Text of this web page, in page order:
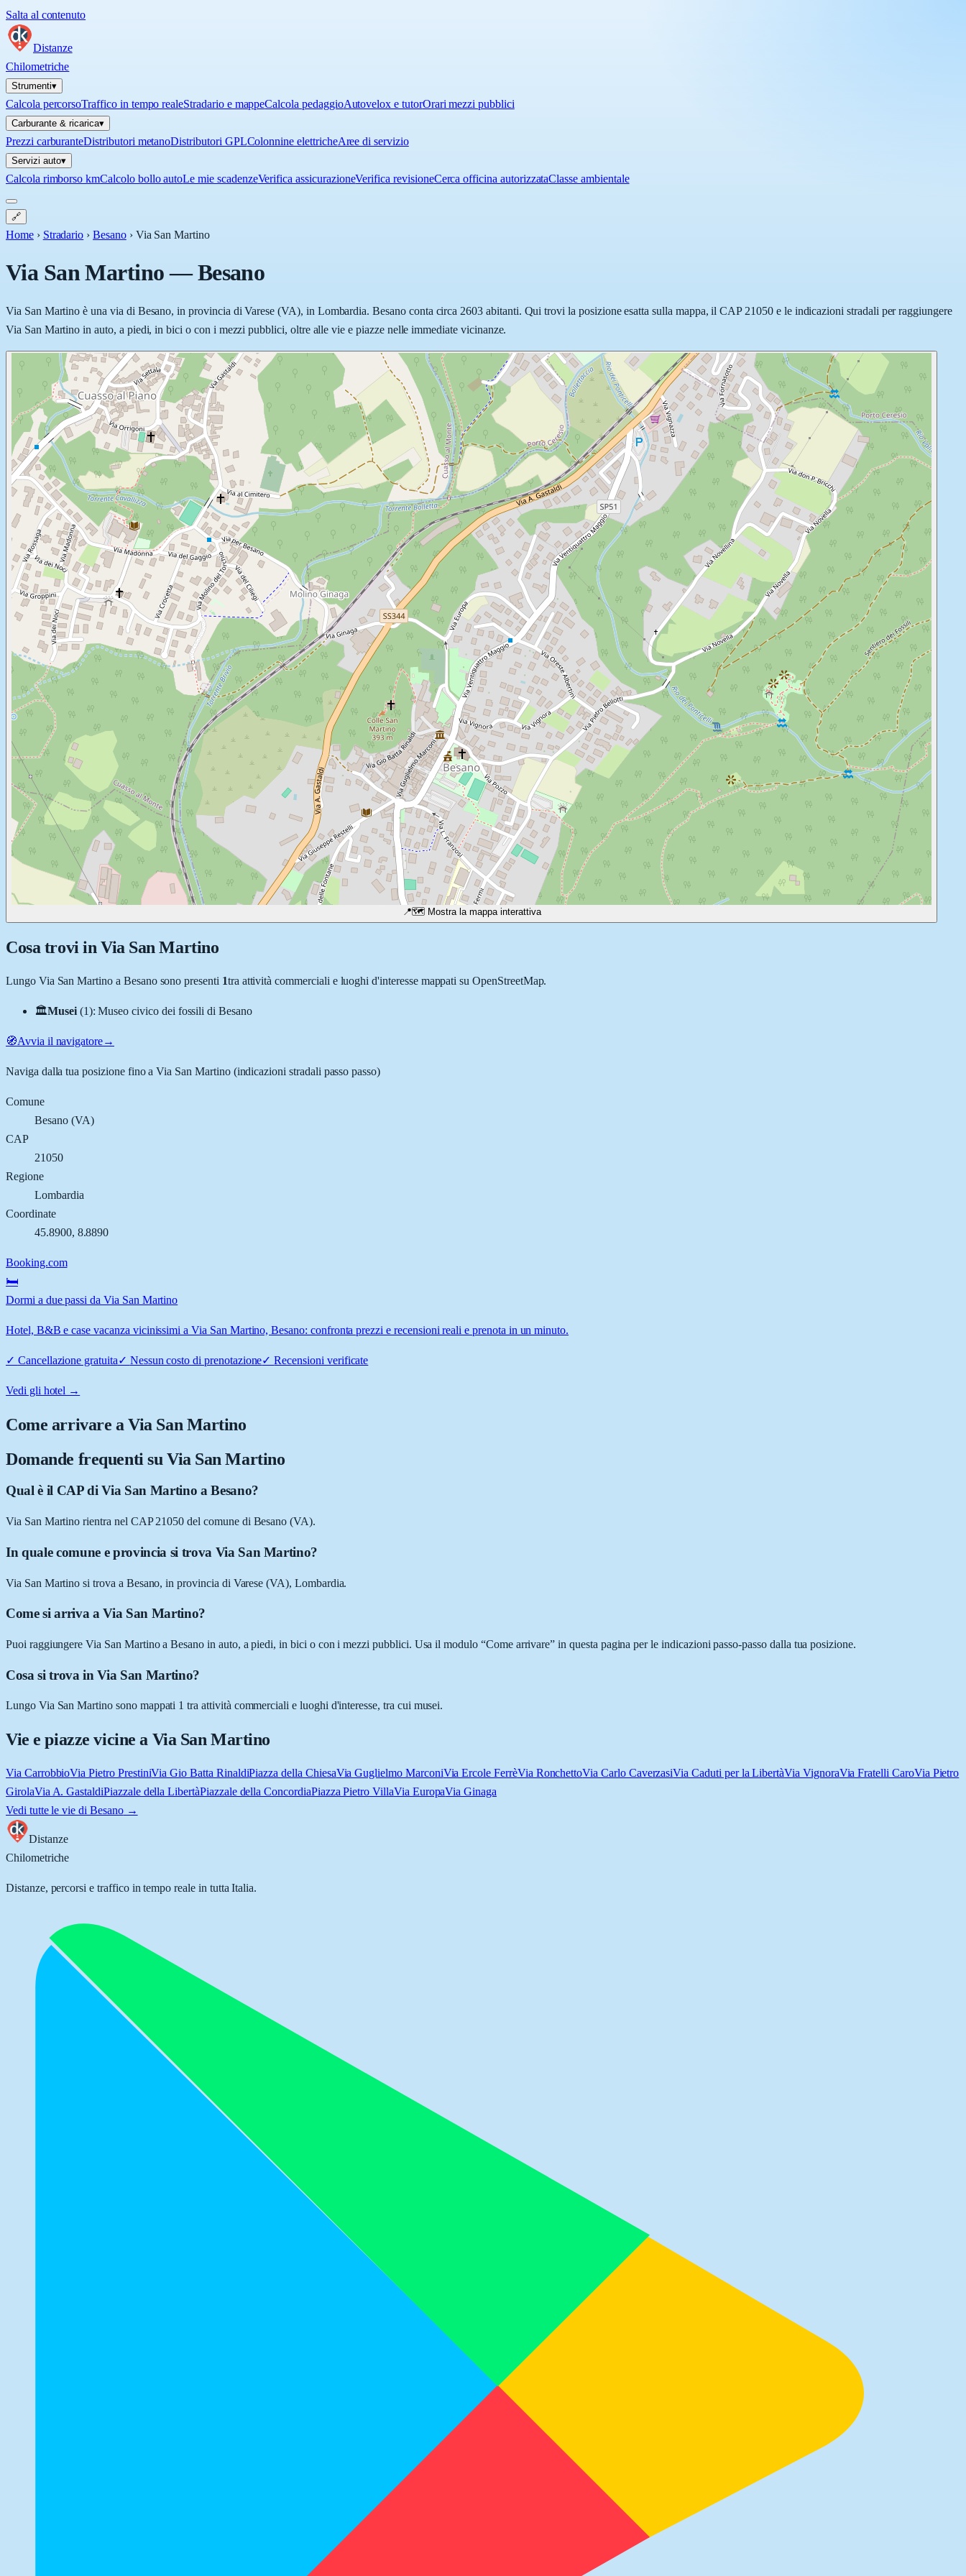
Salta al contenuto
Distanze
Chilometriche
Strumenti▾
Calcola percorsoTraffico in tempo realeStradario e mappeCalcola pedaggioAutovelox e tutorOrari mezzi pubblici
Carburante & ricarica▾
Prezzi carburanteDistributori metanoDistributori GPLColonnine elettricheAree di servizio
Servizi auto▾
Calcola rimborso kmCalcolo bollo autoLe mie scadenzeVerifica assicurazioneVerifica revisioneCerca officina autorizzataClasse ambientale
🔗
Home › Stradario › Besano › Via San Martino
Via San Martino—Besano
Via San Martino è una via di Besano, in provincia di Varese (VA), in Lombardia. Besano conta circa 2603 abitanti. Qui trovi la posizione esatta sulla mappa, il CAP 21050 e le indicazioni stradali per raggiungere
Via San Martino in auto, a piedi, in bici o con i mezzi pubblici, oltre alle vie e piazze nelle immediate vicinanze.
📍🗺️ Mostra la mappa interattiva
Cosa trovi in Via San Martino
Lungo Via San Martino a Besanosono presenti 1tra attività commerciali e luoghi d'interesse mappati su OpenStreetMap.
🏛️Musei (1):Museo civico dei fossili di Besano
🧭Avvia il navigatore→
Naviga dalla tua posizione fino aVia San Martino(indicazioni stradali passo passo)
Comune
Besano(VA)
CAP
21050
Regione
Lombardia
Coordinate
45.8900, 8.8890
Booking.com
🛏️
Dormi a due passi da Via San Martino
Hotel, B&B e case vacanza vicinissimi a Via San Martino, Besano: confronta prezzi e recensioni reali e prenota in un minuto.
✓ Cancellazione gratuita✓ Nessun costo di prenotazione✓Recensioni verificate
Vedi gli hotel →
Come arrivare aVia San Martino
Domande frequenti su Via San Martino
Qual è il CAP di Via San Martino a Besano?
Via San Martino rientra nel CAP 21050 del comune di Besano (VA).
In quale comune e provincia si trova Via San Martino?
Via San Martino si trova a Besano, in provincia di Varese (VA), Lombardia.
Come si arriva a Via San Martino?
Puoi raggiungere Via San Martino a Besano in auto, a piedi, in bici o con i mezzi pubblici. Usa il modulo “Come arrivare” in questa pagina per le indicazioni passo-passo dalla tua posizione.
Cosa si trova in Via San Martino?
Lungo Via San Martino sono mappati 1 tra attività commerciali e luoghi d'interesse, tra cui musei.
Vie e piazze vicine a Via San Martino
Via CarrobbioVia Pietro PrestiniVia Gio Batta RinaldiPiazza della ChiesaVia Guglielmo MarconiVia Ercole FerrèVia RonchettoVia Carlo CaverzasiVia Caduti per la LibertàVia VignoraVia Fratelli CaroVia Pietro
GirolaVia A. GastaldiPiazzale della LibertàPiazzale della ConcordiaPiazza Pietro VillaVia EuropaVia Ginaga
Vedi tutte le vie di Besano→
Distanze
Chilometriche
Distanze, percorsi e traffico in tempo reale in tutta Italia.